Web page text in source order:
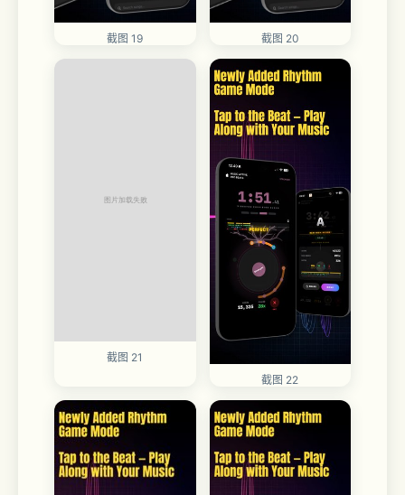
截图 19 截图 20
截图 21
截图 22